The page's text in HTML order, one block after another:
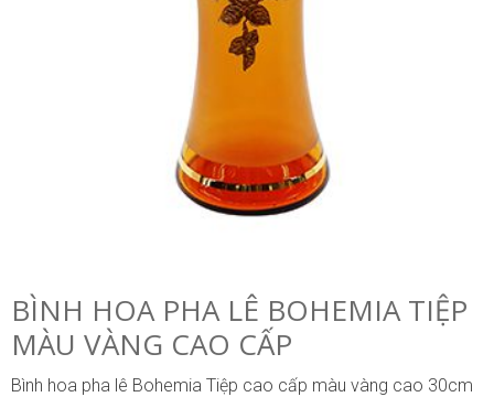
BÌNH HOA PHA LÊ BOHEMIA TIỆP
MÀU VÀNG CAO CẤP
Bình hoa pha lê Bohemia Tiệp cao cấp màu vàng cao 30cm